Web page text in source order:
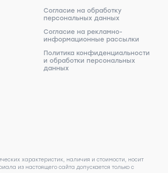
Согласие на обработку
персональных данных
Согласие на рекламно-
информационные рассылки
Политика конфиденциальности
и обработки персональных
данных
характеристик, наличия и стоимости, носит
из настоящего сайта допускается только с